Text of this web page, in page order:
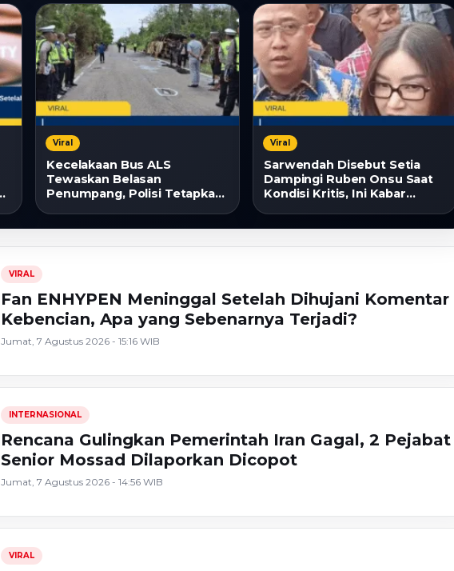
Viral
Kecelakaan Bus ALS
Tewaskan Belasan
Penumpang, Polisi Tetapkan
Viral
Sarwendah Disebut Setia
Dampingi Ruben Onsu Saat
Kondisi Kritis, Ini Kabar
VIRAL
Fan ENHYPEN Meninggal Setelah Dihujani Komentar
Kebencian, Apa yang Sebenarnya Terjadi?
Jumat, 7 Agustus 2026 - 15:16 WIB
INTERNASIONAL
Rencana Gulingkan Pemerintah Iran Gagal, 2 Pejabat
Senior Mossad Dilaporkan Dicopot
Jumat, 7 Agustus 2026 - 14:56 WIB
VIRAL